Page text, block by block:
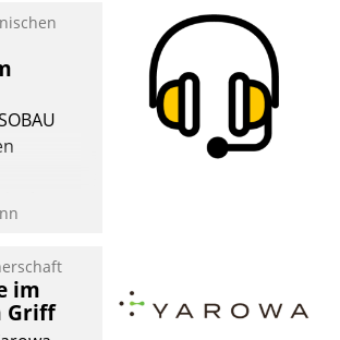
das
und
im
Griff